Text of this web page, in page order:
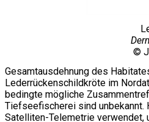
©
Gesamtausdehnung des
Lederrückenschildkröte im
bedingte mögliche
Tiefseefischerei sind unbekannt.
Satelliten-Telemetrie verwendet,